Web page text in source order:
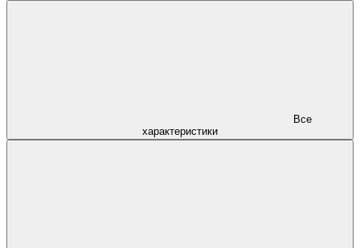
характеристики